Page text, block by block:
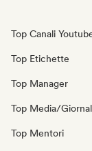
Top Canali
Top Etichette
Top Manager
Top Media/
Top Mentori